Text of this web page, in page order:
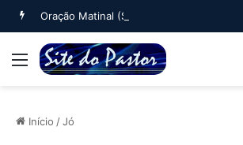
Oração Matinal (Salmo 5)
Menu
Início /Jó